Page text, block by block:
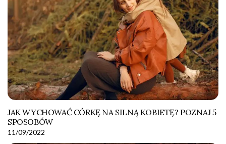
JAK WYCHOWAĆ CÓRKĘ NA SILNĄ KOBIETĘ? POZNAJ 5
SPOSOBÓW
11/09/2022